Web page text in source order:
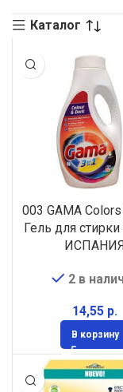
Каталог
003 GAMA
Гель для
2 в
р.
В корзину